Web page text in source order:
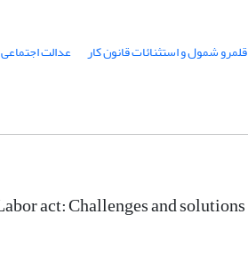
قلمرو شمول و استثنائات قانون کار عدالت اجتماعی
act: Challenges and solutions